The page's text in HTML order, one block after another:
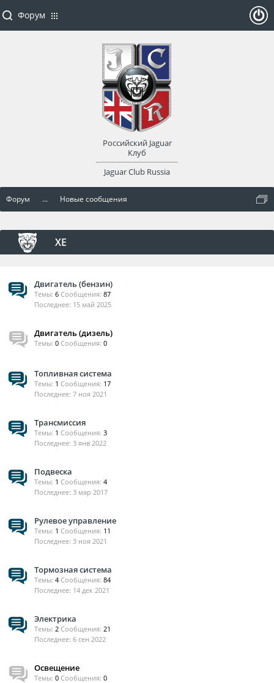
Форум ... Новые сообщения
XE
Двигатель (бензин)
Темы: 6 Сообщения: 87
15 май 2025
Двигатель (дизель)
Темы: 0 Сообщения: 0
Топливная система
Темы: 1 Сообщения: 17
7 ноя 2021
Трансмиссия
Темы: 1 Сообщения: 3
3 янв 2022
Подвеска
Темы: 1 Сообщения: 4
3 мар 2017
Рулевое управление
Темы: 1 Сообщения: 11
3 ноя 2021
Тормозная система
Темы: 4 Сообщения: 84
14 дек 2021
Электрика
Темы: 2 Сообщения: 21
6 сен 2022
Освещение
Темы: 0 Сообщения: 0
Форум
Российский Jaguar
Клуб
Jaguar Club Russia
оват